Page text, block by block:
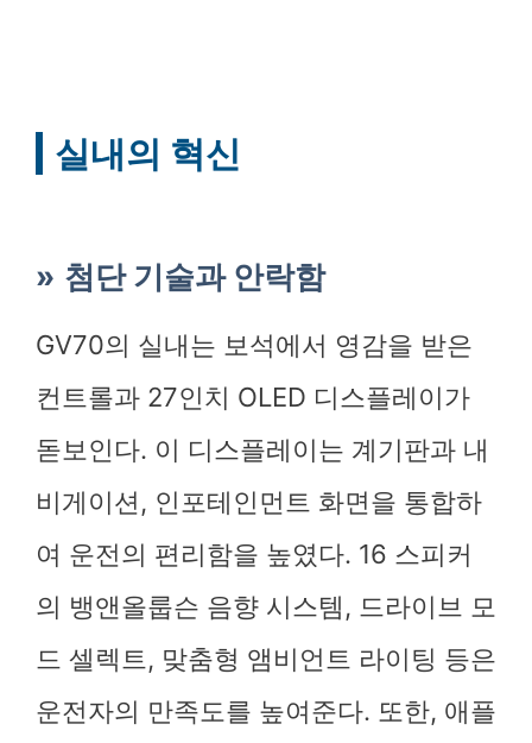
실내의 혁신
첨단 기술과 안락함
GV70의 실내는 보석에서 영감을 받은
컨트롤과 27인치 OLED 디스플레이가
돋보인다. 이 디스플레이는 계기판과 내
비게이션, 인포테인먼트 화면을 통합하
여 운전의 편리함을 높였다. 16 스피커
의 뱅앤올룹슨 음향 시스템, 드라이브 모
드 셀렉트, 맞춤형 앰비언트 라이팅 등은
운전자의 만족도를 높여준다. 또한, 애플